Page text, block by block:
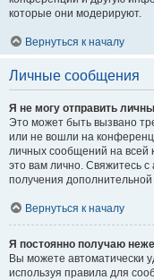
которые они модерируют.
Вернуться к началу
Личные сообщения
Я не могу отправить
Это может быть вызвано
или не вошли на
личных сообщений на всей
это вам лично. Свяжитесь
получения
Вернуться к началу
Я постоянно получаю
Вы можете автоматически
используя правила для